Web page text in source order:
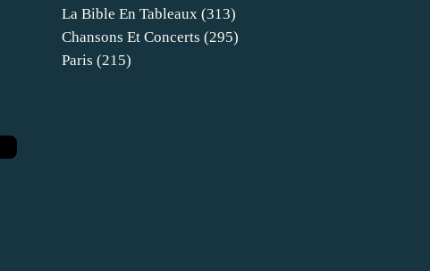
La Bible En Tableaux (313)
Chansons Et Concerts (295)
Paris (215)